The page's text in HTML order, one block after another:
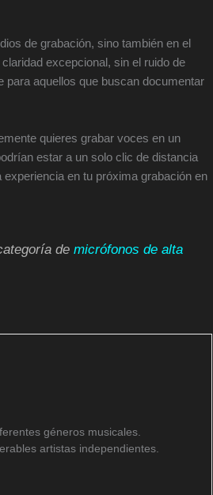
de grabación, sino también en el
excepcional, sin el ruido de
para aquellos que buscan documentar
quieres grabar voces en un
estar a un solo clic de distancia
en tu próxima grabación en
demicrófonos de alta
géneros musicales.
artistas independientes.